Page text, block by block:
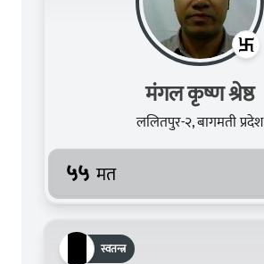
मंगल कृष्ण श्रेष्ठ
ललितपुर-२, बागमती प्रदेश
५५ मत
स्वतन्त्र